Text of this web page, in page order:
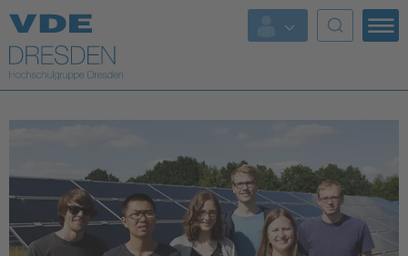
Top Themen
Fokusthemen
AI & Digital Trust
Health